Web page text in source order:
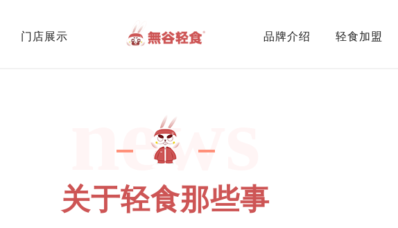
门店展示 品牌介绍 轻食加盟
news
关于轻食那些事